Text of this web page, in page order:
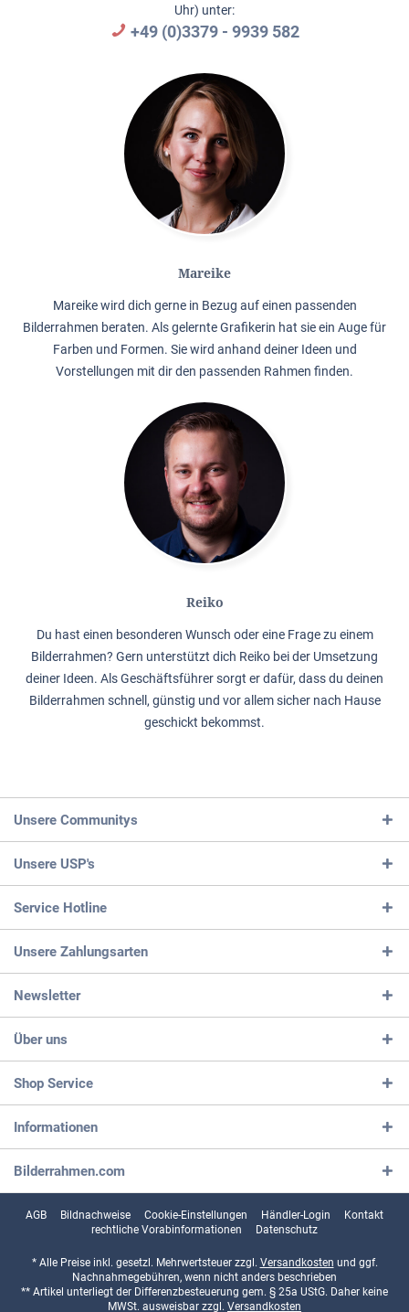
Uhr) unter:
+49 (0)3379 - 9939 582
Mareike
Mareike wird dich gerne in Bezug auf einen passenden
Bilderrahmen beraten. Als gelernte Grafikerin hat sie ein Auge für
Farben und Formen. Sie wird anhand deiner Ideen und
Vorstellungen mit dir den passenden Rahmen finden.
Reiko
Du hast einen besonderen Wunsch oder eine Frage zu einem
Bilderrahmen? Gern unterstützt dich Reiko bei der Umsetzung
deiner Ideen. Als Geschäftsführer sorgt er dafür, dass du deinen
Bilderrahmen schnell, günstig und vor allem sicher nach Hause
geschickt bekommst.
Unsere Communitys
Unsere USP's
Service Hotline
Unsere Zahlungsarten
Newsletter
Über uns
Shop Service
Informationen
Bilderrahmen.com
AGB Bildnachweise Cookie-Einstellungen Händler-Login
Kontakt
rechtliche Vorabinformationen
Datenschutz
* Alle Preise inkl. gesetzl. Mehrwertsteuer zzgl. Versandkosten und ggf.
Nachnahmegebühren, wenn nicht anders beschrieben
** Artikel unterliegt der Differenzbesteuerung gem. § 25a UStG. Daher keine
MWSt. ausweisbar zzgl. Versandkosten